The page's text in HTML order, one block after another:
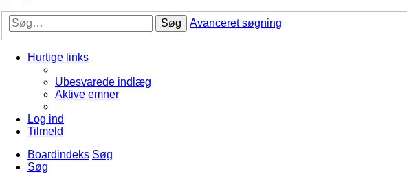
Søg Avanceret søgning
Hurtige links
Ubesvarede indlæg
Aktive emner
Log ind
Tilmeld
Boardindeks Søg
Søg